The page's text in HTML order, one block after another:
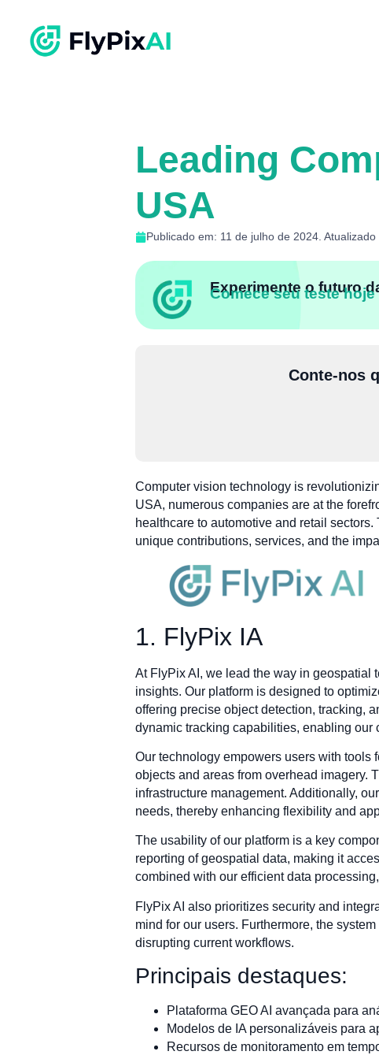
Leading
USA
Publicado em: 11 de julho de 2024.
Experimente o futuro
Comece seu teste
Conte-nos
Computer vision technology is
USA, numerous companies are at the
healthcare to automotive and retail
unique contributions, services, and the
1. FlyPix IA
At FlyPix AI, we lead the way in geospatial
insights. Our platform is designed to
offering precise object detection, tracking,
dynamic tracking capabilities, enabling our
Our technology empowers users with tools
objects and areas from overhead imagery.
infrastructure management. Additionally,
needs, thereby enhancing flexibility and
The usability of our platform is a key
reporting of geospatial data, making it
combined with our efficient data
FlyPix AI also prioritizes security and
mind for our users. Furthermore, the
disrupting current workflows.
Principais destaques:
Plataforma GEO AI avançada para
Modelos de IA personalizáveis para
Recursos de monitoramento em